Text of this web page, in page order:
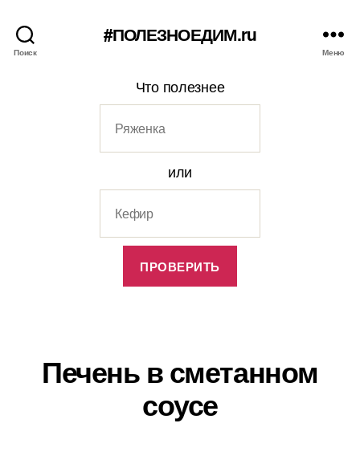
Поиск
#ПОЛЕЗНОЕДИМ.ru
Меню
Что полезнее
или
Печень в сметанном
соусе